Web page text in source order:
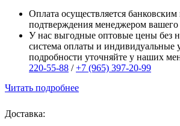
Оплата осуществляется
подтверждения менеджером вашего
У нас выгодные оптовые цены без
система оплаты и индивидуальные
подробности уточняйте у наших
220-55-88 /+7 (965) 397-20-99
Читать подробнее
Доставка: